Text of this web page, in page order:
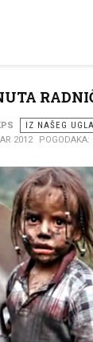
IZ NAŠEG
2012
POGODAKA: